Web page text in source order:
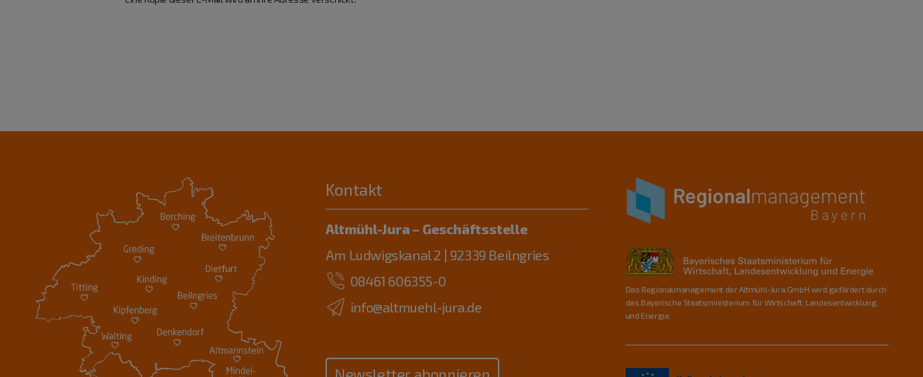
Kontakt
Altmühl-Jura – Geschäftsstelle
Am Ludwigskanal 2 | 92339 Beilngries
08461 606355-0
info@altmuehl-jura.de
Das Regionalmanagement der Altmühl-Jura GmbH wird gefördert durch
das Bayerische Staatsministerium für Wirtschaft, Landesentwicklung
und Energie.